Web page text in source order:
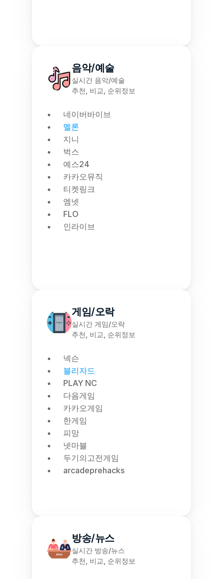
음악/예술
실시간 음악/예술
추천, 비교, 순위정보
네이버바이브
멜론
지니
벅스
예스24
카카오뮤직
티켓링크
엠넷
FLO
인라이브
게임/오락
실시간 게임/오락
추천, 비교, 순위정보
넥슨
블리자드
PLAY NC
다음게임
카카오게임
한게임
피망
넷마블
두기의고전게임
arcadeprehacks
방송/뉴스
실시간 방송/뉴스
추천, 비교, 순위정보